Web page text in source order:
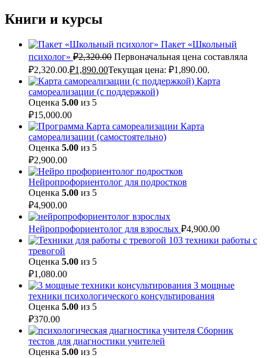
Книги и курсы
Пакет «Школьный
психолог» ₽2,320.00 Первоначальная цена составляла
₽2,320.00.₽1,890.00Текущая цена: ₽1,890.00.
Карта
самореализации (с поддержкой)
Оценка 5.00 из 5
₽15,000.00
Карта
самореализации (самостоятельно)
Оценка 5.00 из 5
₽2,900.00
Нейропрофориентолог для подростков
Оценка 5.00 из 5
₽4,900.00
Нейропрофориентолог для взрослых ₽4,900.00
103 техники работы с
тревогой
Оценка 5.00 из 5
₽1,080.00
3 мощные
техники психологического консультирования
Оценка 5.00 из 5
₽370.00
Сборник
тестов для диагностики учителей
Оценка 5.00 из 5